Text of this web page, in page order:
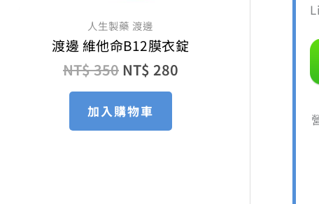
人生製藥 渡邊
渡邊 維他命B12膜衣錠
NT$350 NT$ 280
加入購物車